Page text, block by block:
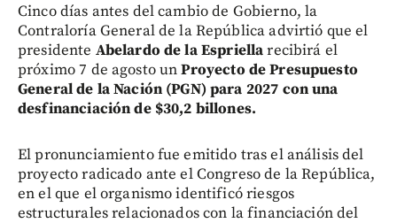
Cinco días antes del cambio de Gobierno, la
Contraloría General de la República advirtió que el
presidente Abelardo de la Espriellarecibirá el
próximo 7 de agosto unProyecto de Presupuesto
General de la Nación (PGN) para 2027 con una
desfinanciación de $30,2 billones.
El pronunciamiento fue emitido tras el análisis del
proyecto radicado ante el Congreso de la República,
en el que el organismo identificó riesgos
estructurales relacionados con la financiación del